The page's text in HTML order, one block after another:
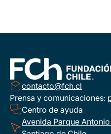
contacto@fch.cl
Prensa y comunicaciones:
Centro de ayuda
Avenida Parque